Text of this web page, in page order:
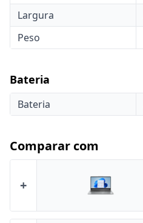
Largura
Peso
Bateria
Bateria
Comparar com
+